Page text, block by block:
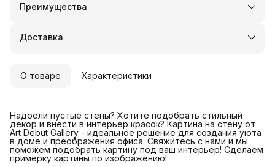
Преимущества
Оплата частями в Сплит
Удобный возврат
Доставка
О товаре Характеристики
Надоели пустые стены? Хотите подобрать стильный
декор и внести в интерьер красок? Картина на стену от
Art Debut Gallery - идеальное решение для создания уюта
в доме и преображения офиса. Свяжитесь с нами и мы
поможем подобрать картину под ваш интерьер! Сделаем
примерку картины по изображению!